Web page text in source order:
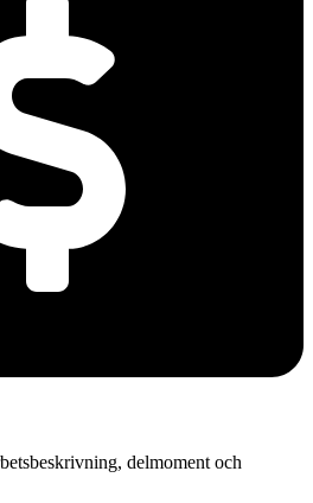
delmoment och